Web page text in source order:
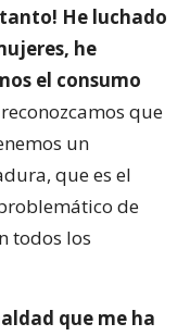
He luchado
he
el consumo
que
un
que es el
de
todos los
que me ha